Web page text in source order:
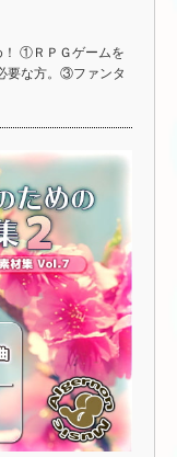
！ ①ＲＰＧゲームを
要な方。③ファンタ